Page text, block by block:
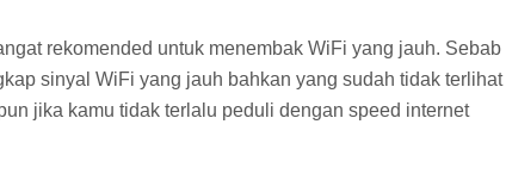
rekomended untuk menembak WiFi yang jauh. Sebab
sinyal WiFi yang jauh bahkan yang sudah tidak terlihat
jika kamu tidak terlalu peduli dengan speed internet